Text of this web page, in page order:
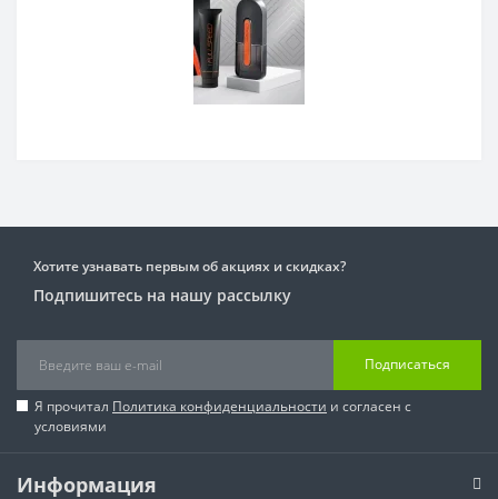
Хотите узнавать первым об акциях и скидках?
Подпишитесь на нашу рассылку
Подписаться
Я прочитал Политика конфиденциальности и согласен с
условиями
Информация